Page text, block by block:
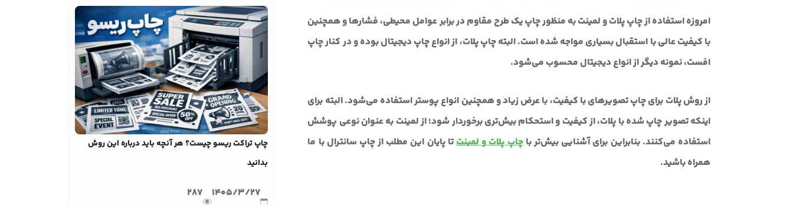
امروزه استفاده از چاپ پلات و لمینت به منظور چاپ یک طرح مقاوم در برابر عوامل محیطی، فشار‌ها و همچنین
با کیفیت عالی با استقبال بسیاری مواجه شده است. البته چاپ پلات، از انواع چاپ دیجیتال بوده و در کنار چاپ
افست، نمونه دیگر از انواع دیجیتال محسوب می‌شود.
از روش پلات برای چاپ تصویر‌های با کیفیت، با عرض زیاد و همچنین انواع پوستر استفاده می‌شود. البته برای
اینکه تصویر چاپ شده با پلات، از کیفیت و استحکام بیش‌تری برخوردار شود؛ از لمینت به عنوان نوعی پوشش
استفاده می‌کنند. بنابراین برای آشنایی بیش‌تر باچاپپلاتولمینتتا پایان این مطلب از چاپ سانترال با ما
همراه باشید.
چاپ تراکت ریسو چیست؟ هر آنچه باید درباره این روش
بدانید
1405/3/27
287